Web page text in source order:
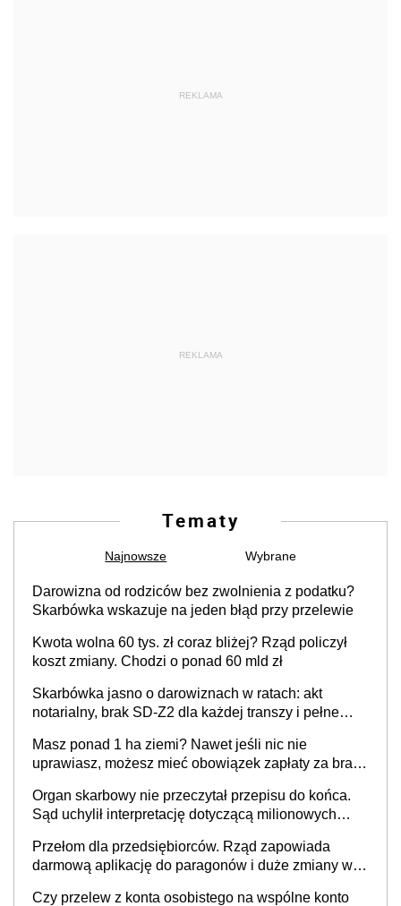
REKLAMA
REKLAMA
Tematy
Najnowsze Wybrane
Darowizna od rodziców bez zwolnienia z podatku?
Skarbówka wskazuje na jeden błąd przy przelewie
Kwota wolna 60 tys. zł coraz bliżej? Rząd policzył
koszt zmiany. Chodzi o ponad 60 mld zł
Skarbówka jasno o darowiznach w ratach: akt
notarialny, brak SD-Z2 dla każdej transzy i pełne
Masz ponad 1 ha ziemi? Nawet jeśli nic nie
uprawiasz, możesz mieć obowiązek zapłaty za brak
Organ skarbowy nie przeczytał przepisu do końca.
Sąd uchylił interpretację dotyczącą milionowych
Przełom dla przedsiębiorców. Rząd zapowiada
darmową aplikację do paragonów i duże zmiany w
Czy przelew z konta osobistego na wspólne konto